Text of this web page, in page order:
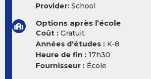
Provider: School
Options après l’école
Coût : Gratuit
Années d'études : K-8
Heure de fin : 17h30
Fournisseur : École